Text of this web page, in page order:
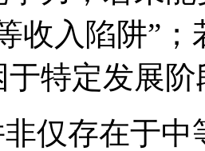
收入陷阱”
特定发展阶
非仅存在于